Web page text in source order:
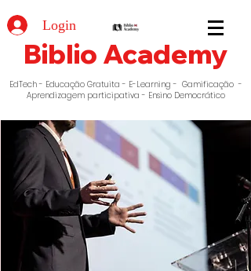
Biblio Academy
Login
EdTech - Educação Gratuita - E-Learning - Gamificação -
Aprendizagem participativa - Ensino Democrático